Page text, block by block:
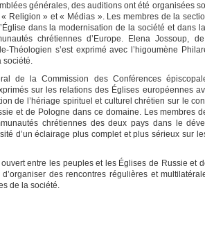
générales, des auditions ont été organisées
Religion » et « Médias ». Les membres de la
dans la modernisation de la société et dans
chrétiennes d’Europe. Elena Jossoup,
Théologien s’est exprimé avec l’higoumène
société.
de la Commission des Conférences
sur les relations des Églises européennes
de l’hériage spirituel et culturel chrétien sur le
et de Pologne dans ce domaine. Les membres
chrétiennes des deux pays dans le
d’un éclairage plus complet et plus sérieux sur
entre les peuples et les Églises de Russie et
des rencontres régulières et
de la société.